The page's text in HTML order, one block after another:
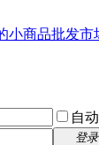
小商品批发市
自
登录